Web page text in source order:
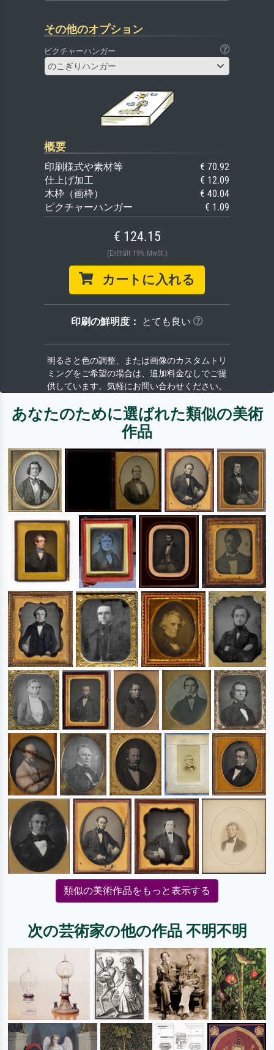
その他のオプション
ピクチャーハンガー
のこぎりハンガー
概要
印刷様式や素材等
€ 70.92
仕上げ加工
€ 12.09
木枠（画枠）
€ 40.04
ピクチャーハンガー
€ 1.09
€ 124.15
(Enthält 19% MwSt.)
カートに入れる
印刷の鮮明度： とても良い
明るさと色の調整、または画像のカスタムトリ
ミングをご希望の場合は、追加料金なしでご提
供しています。気軽にお問い合わせください。
あなたのために選ばれた類似の美術
作品
類似の美術作品をもっと表示する
次の芸術家の他の作品 不明不明